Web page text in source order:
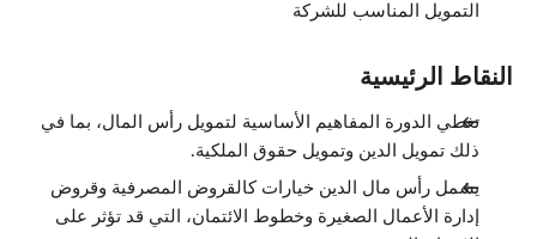
التمويل المناسب للشركة
النقاط الرئيسية
تغطي الدورة المفاهيم الأساسية لتمويل رأس المال، بما في
ذلك تمويل الدين وتمويل حقوق الملكية.
يشمل رأس مال الدين خيارات كالقروض المصرفية وقروض
إدارة الأعمال الصغيرة وخطوط الائتمان، التي قد تؤثر على